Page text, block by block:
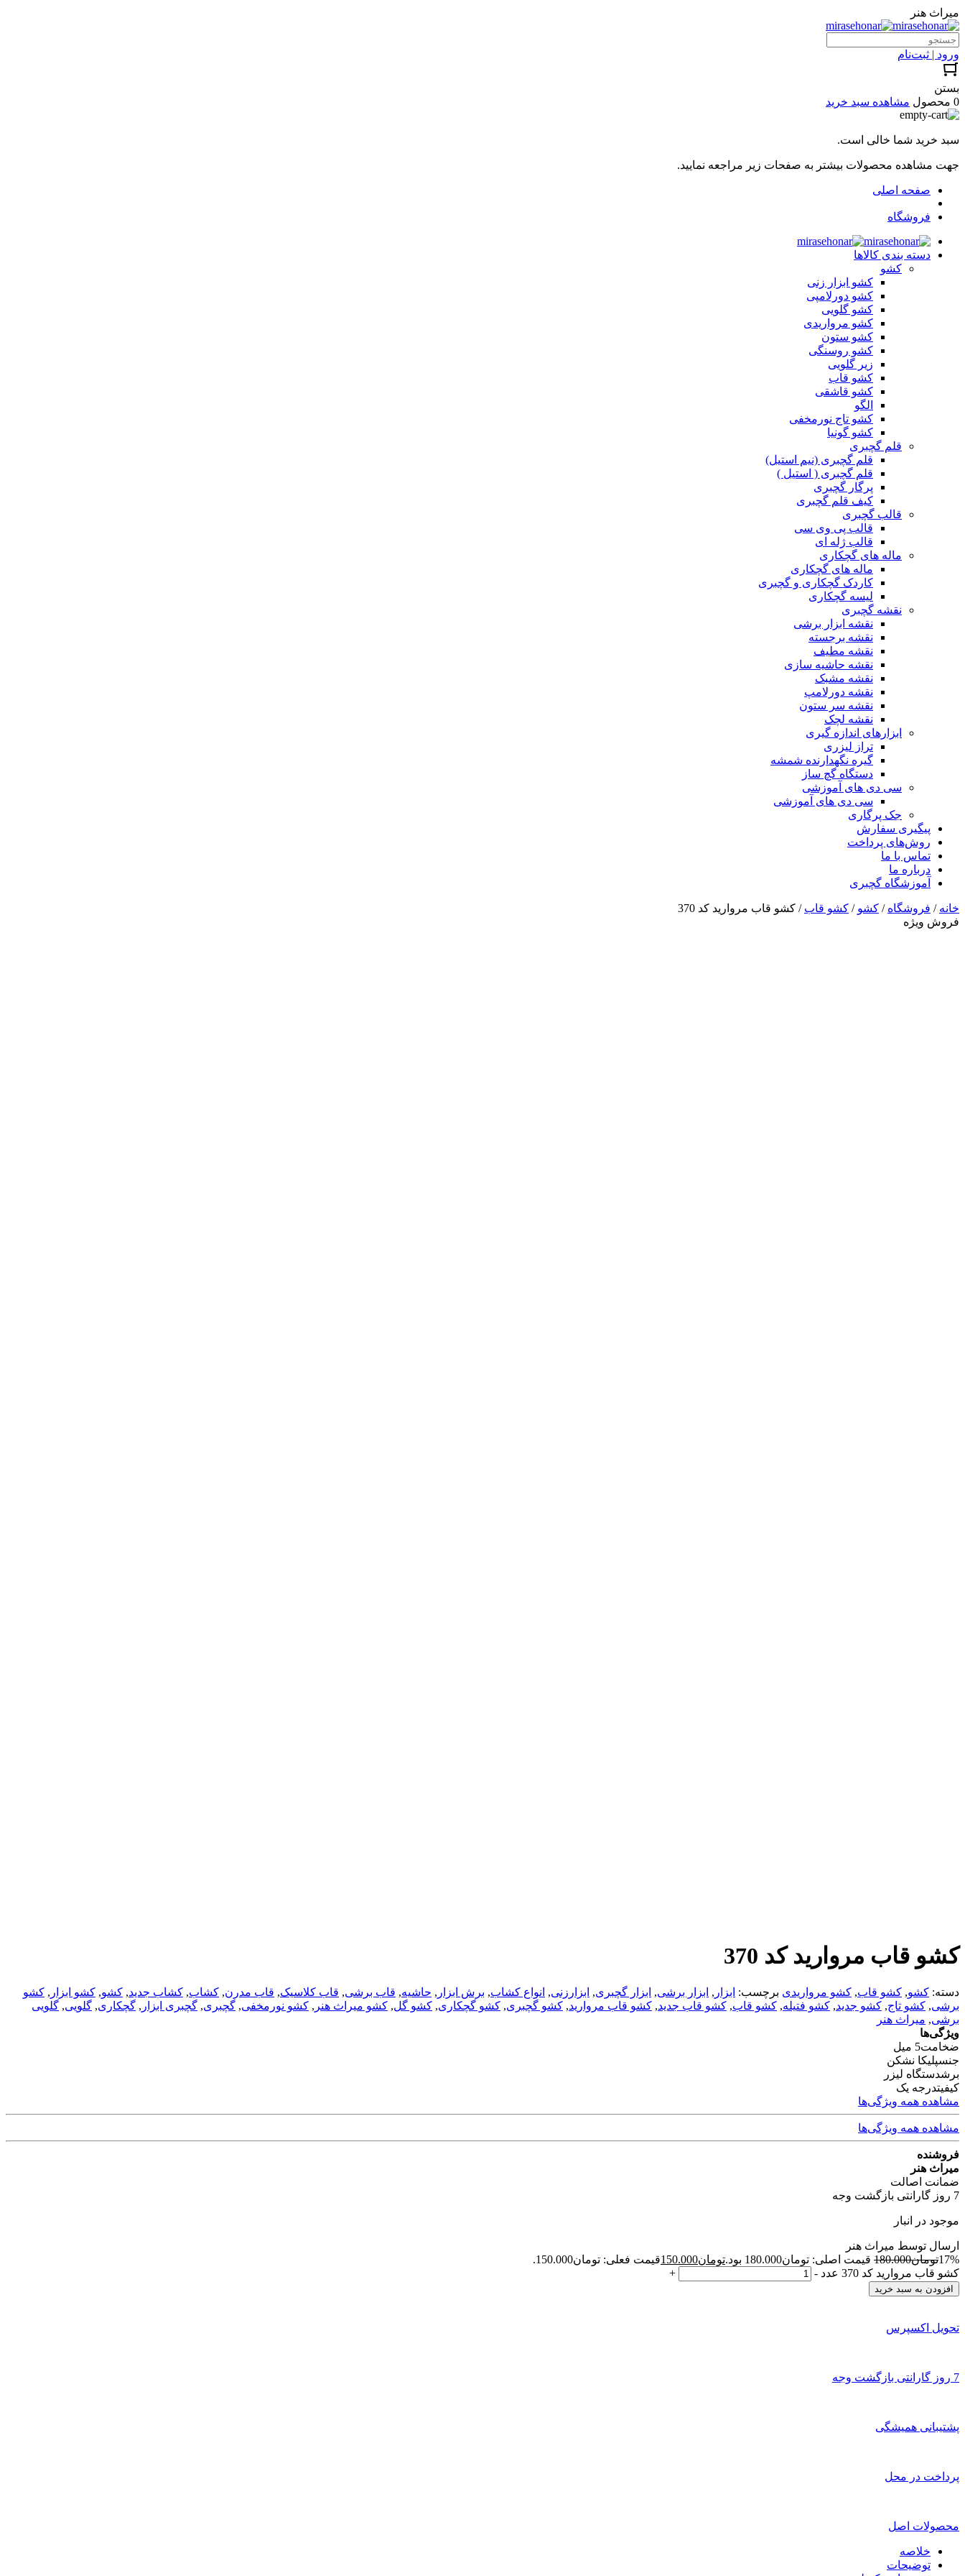
میراث هنر
ورود | ثبت‌نام
بستن
0 محصول
مشاهده سبد خرید
سبد خرید شما خالی است.
جهت مشاهده محصولات بیشتر به صفحات زیر مراجعه نمایید.
صفحه اصلی
فروشگاه
دسته بندی کالاها
کشو
کشو ابزار زنی
کشو دورلامپی
کشو گلویی
کشو مرواریدی
کشو ستون
کشو روسنگی
زیر گلویی
کشو قاب
کشو قاشقی
الگو
کشو تاج نورمخفی
کشو گونیا
قلم گچبری
قلم گچبری (نیم استیل)
قلم گچبری ( استیل )
پرگار گچبری
کیف قلم گچبری
قالب گچبری
قالب پی وی سی
قالب ژله ای
ماله های گچکاری
ماله های گچکاری
کاردک گچکاری و گچبری
لیسه گچکاری
نقشه گچبری
نقشه ابزار برشی
نقشه برجسته
نقشه مطیف
نقشه حاشیه سازی
نقشه مشبک
نقشه دورلامپ
نقشه سر ستون
نقشه لچک
ابزارهای اندازه گیری
تراز لیزری
گیره نگهدارنده شمشه
دستگاه گچ ساز
سی دی های آموزشی
سی دی های آموزشی
جک پرگاری
پیگیری سفارش
روش‌های پرداخت
تماس با ما
درباره ما
آموزشگاه گچبری
خانه / فروشگاه / کشو / کشو قاب / کشو قاب مروارید کد 370
فروش ویژه
کشو قاب مروارید کد 370
دسته: کشو, کشو قاب, کشو مرواریدی برچسب: ابزار , ابزار برشی, ابزار گچبری, ابزارزنی, انواع کشاب, برش ابزار , حاشیه, قاب برشی, قاب کلاسیک, قاب مدرن, کشاب, کشاب جدید, کشو, کشو ابزار , کشو
برشی, کشو تاج, کشو جدید, کشو فتیله, کشو قاب, کشو قاب جدید, کشو قاب مروارید, کشو گچبری, کشو گچکاری, کشو گل, کشو میراث هنر , کشو نورمخفی, گچبری, گچبری ابزار , گچکاری, گلویی, گلویی
برشی, میراث هنر
ویژگی‌ها
ضخامت5 میل
جنسپلیکا نشکن
برشدستگاه لیزر
کیفیتدرجه یک
مشاهده همه ویژگی‌ها
مشاهده همه ویژگی‌ها
فروشنده
میراث هنر
ضمانت اصالت
7 روز گارانتی بازگشت وجه
موجود در انبار
ارسال توسط میراث هنر
17%تومان180.000 قیمت اصلی: تومان180.000 بود. تومان150.000قیمت فعلی: تومان150.000.
کشو قاب مروارید کد 370 عدد
-
+
افزودن به سبد خرید
تحویل اکسپرس
7 روز گارانتی بازگشت وجه
پشتیبانی همیشگی
پرداخت در محل
محصولات اصل
خلاصه
توضیحات